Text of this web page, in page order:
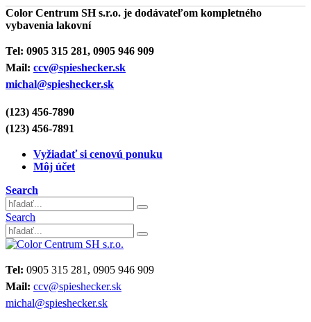
Color Centrum SH s.r.o. je dodávateľom kompletného
vybavenia lakovní
Tel: 0905 315 281, 0905 946 909
Mail: ccv@spieshecker.sk
michal@spieshecker.sk
(123) 456-7890
(123) 456-7891
Vyžiadať si cenovú ponuku
Môj účet
Search
Search
Tel: 0905 315 281, 0905 946 909
Mail: ccv@spieshecker.sk
michal@spieshecker.sk